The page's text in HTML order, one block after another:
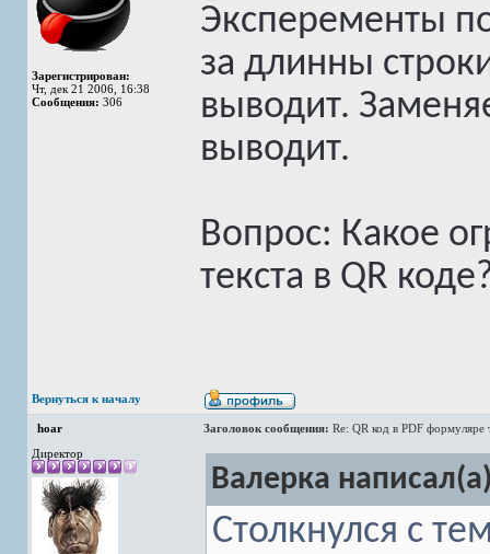
Зарегистрирован:
Чт, дек 21 2006, 16:38
Сообщения: 306
Эксперементы
за длинны
выводит.
выводит.
Вопрос: Какое
текста в QR
Вернуться к началу
hoar Заголовок сообщения: Re: QR код в PDF формуляре
Директор
Валерка
Столкнулся с